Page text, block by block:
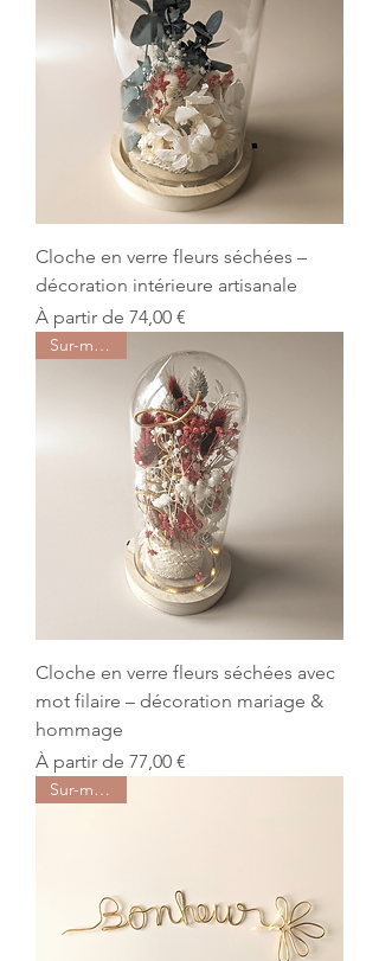
Cloche en verre fleurs séchées –
décoration intérieure artisanale
À partir de 74,00 €
Prix promotionnel
Sur-mesure
Cloche en verre fleurs séchées avec
mot filaire – décoration mariage &
hommage
À partir de 77,00 €
Prix promotionnel
Sur-mesure